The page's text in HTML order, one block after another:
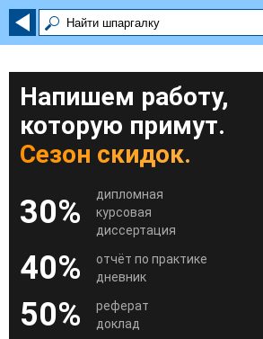
Напишем работу,
которую примут.
Сезон скидок.
30%
дипломная
курсовая
диссертация
40%
отчёт по практике
дневник
50%
реферат
доклад